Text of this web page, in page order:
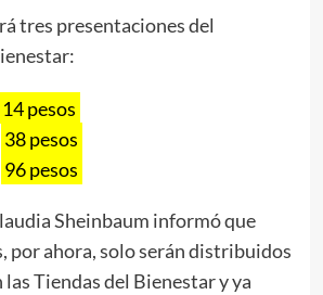
tres presentaciones del
14 pesos
38 pesos
96 pesos
Sheinbaum informó que
por ahora, solo serán distribuidos
las Tiendas del Bienestar y ya